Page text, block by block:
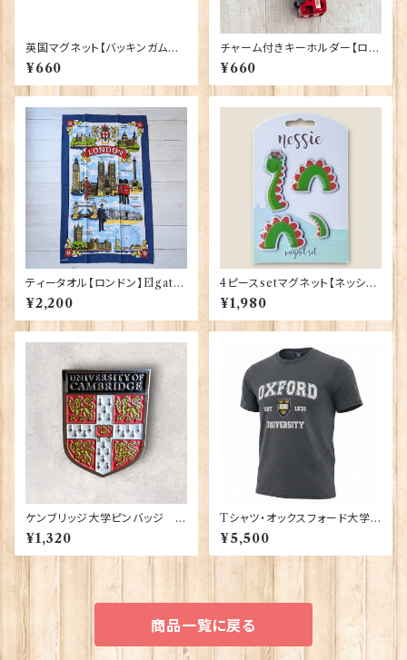
英国マグネット【バッキンガム宮
殿】Elgate Products 90030
（13652）
¥660
チャーム付きキーホルダー【ロン
ドンバス】A&S Gift 90422
¥660
ティータオル【ロンドン】Elgate
Products 50001-W(20102)
¥2,200
4ピースsetマグネット【ネッシ
ー】 Eurostick 90407-Nes
sie
¥1,980
ケンブリッジ大学ピンバッジ El
gate Products 90416
¥1,320
Tシャツ・オックスフォード大学
【グレー】 00220
¥5,500
商品一覧に戻る